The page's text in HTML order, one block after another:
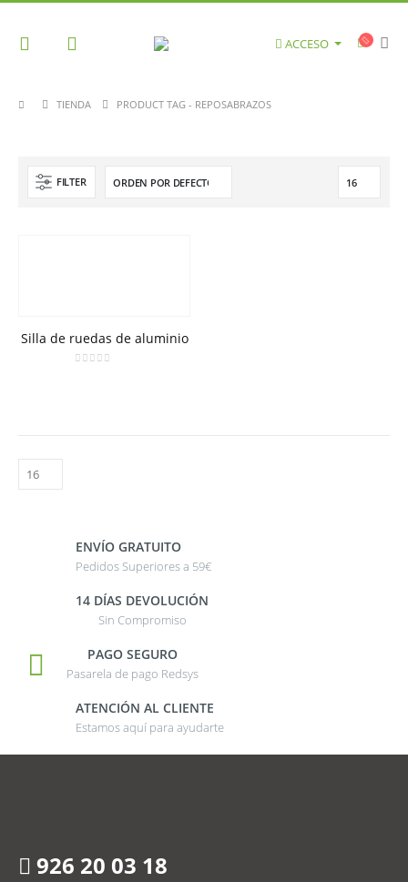
ACCESO
TIENDA PRODUCT TAG - REPOSABRAZOS
FILTER
Silla de ruedas de aluminio
ENVÍO GRATUITO
Pedidos Superiores a 59€
14 DÍAS DEVOLUCIÓN
Sin Compromiso
PAGO SEGURO
Pasarela de pago Redsys
ATENCIÓN AL CLIENTE
Estamos aquí para ayudarte
926 20 03 18